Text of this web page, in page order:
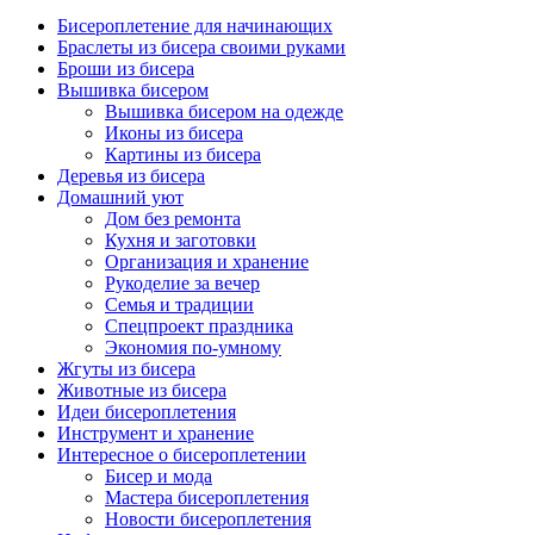
Бисероплетение для начинающих
Браслеты из бисера своими руками
Броши из бисера
Вышивка бисером
Вышивка бисером на одежде
Иконы из бисера
Картины из бисера
Деревья из бисера
Домашний уют
Дом без ремонта
Кухня и заготовки
Организация и хранение
Рукоделие за вечер
Семья и традиции
Спецпроект праздника
Экономия по-умному
Жгуты из бисера
Животные из бисера
Идеи бисероплетения
Инструмент и хранение
Интересное о бисероплетении
Бисер и мода
Мастера бисероплетения
Новости бисероплетения